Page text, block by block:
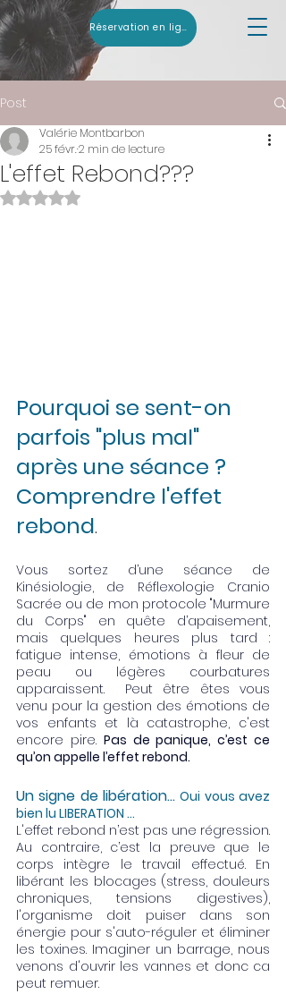
Réservation en ligne
Post
L'effet Rebond???
Valérie Montbarbon
25 févr.2 min de lecture
Noté NaN étoiles sur 5.
Pourquoi se sent-on
parfois "plus mal"
après une séance ?
Comprendre l'effet
rebond.
Vous sortez d’une séance de
Kinésiologie, de Réflexologie Cranio
Sacrée ou de mon protocole "Murmure
du Corps" en quête d’apaisement,
mais quelques heures plus tard :
fatigue intense, émotions à fleur de
peau ou légères courbatures
apparaissent.  Peut être êtes vous
venu pour la gestion des émotions de
vos enfants et là catastrophe, c'est
encore pire. Pas de panique, c’est ce
qu’on appelle l’effet rebond.
Un signe de libération... Oui vous avez
bien lu LIBERATION ...
L'effet rebond n’est pas une régression.
Au contraire, c’est la preuve que le
corps intègre le travail effectué. En
libérant les blocages (stress, douleurs
chroniques, tensions digestives),
l'organisme doit puiser dans son
énergie pour s'auto-réguler et éliminer
les toxines. Imaginer un barrage, nous
venons d'ouvrir les vannes et donc ca
peut remuer.